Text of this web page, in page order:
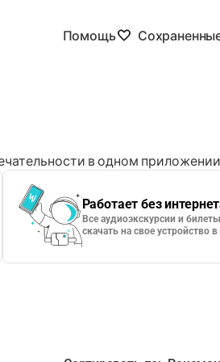
Помощь
в одном
Работает без
Все аудиоэкскурсии и
скачать на свое устройство